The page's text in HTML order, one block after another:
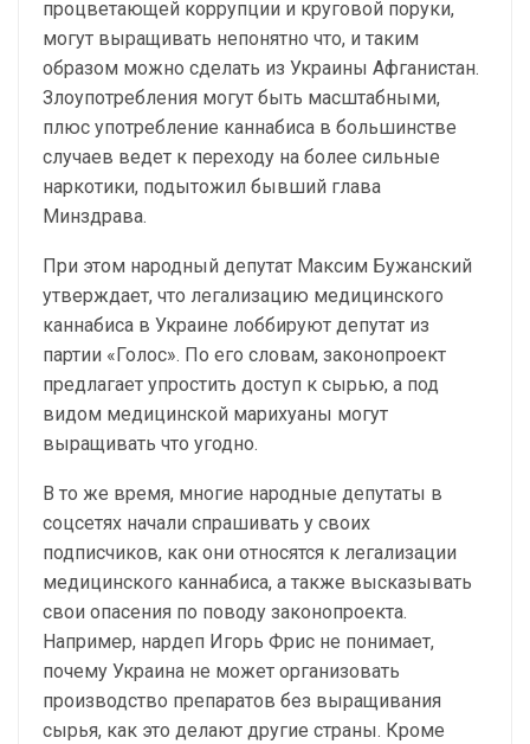
процветающей коррупции и круговой поруки,
могут выращивать непонятно что, и таким
образом можно сделать из Украины Афганистан.
Злоупотребления могут быть масштабными,
плюс употребление каннабиса в большинстве
случаев ведет к переходу на более сильные
наркотики, подытожил бывший глава
Минздрава.
При этом народный депутат Максим Бужанский
утверждает, что легализацию медицинского
каннабиса в Украине лоббируют депутат из
партии «Голос». По его словам, законопроект
предлагает упростить доступ к сырью, а под
видом медицинской марихуаны могут
выращивать что угодно.
В то же время, многие народные депутаты в
соцсетях начали спрашивать у своих
подписчиков, как они относятся к легализации
медицинского каннабиса, а также высказывать
свои опасения по поводу законопроекта.
Например, нардеп Игорь Фрис не понимает,
почему Украина не может организовать
производство препаратов без выращивания
сырья, как это делают другие страны. Кроме